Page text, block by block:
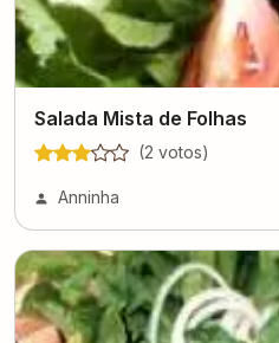
Salada Mista de Folhas
(2 votos)
Anninha